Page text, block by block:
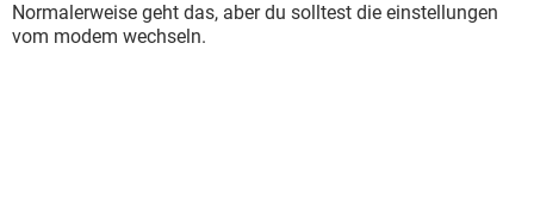
Normalerweise geht das, aber du solltest die einstellungen
vom modem wechseln.